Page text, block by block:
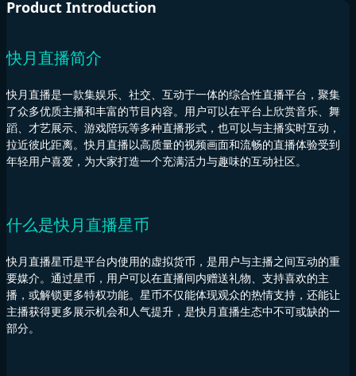
Product Introduction
快月直播简介
快月直播是一款集娱乐、社交、互动于一体的综合性直播平台，聚集
了众多优质主播和丰富的节目内容。用户可以在平台上欣赏音乐、舞
蹈、才艺展示、游戏陪玩等多种直播形式，也可以与主播实时互动，
拉近彼此距离。快月直播以高质量的视频画面和流畅的直播体验受到
年轻用户喜爱，为大家打造一个充满活力与趣味的互动社区。
什么是快月直播星币
快月直播星币是平台内使用的虚拟货币，是用户与主播之间互动的重
要媒介。通过星币，用户可以在直播间内赠送礼物、支持喜欢的主
播，或解锁更多特权功能。星币不仅能体现观众的热情支持，还能让
主播获得更多展示机会和人气提升，是快月直播生态中不可或缺的一
部分。